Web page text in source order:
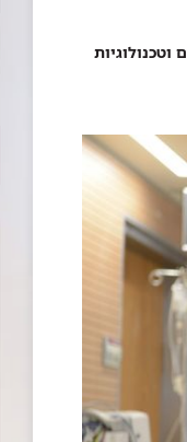
וטכנולוגיות